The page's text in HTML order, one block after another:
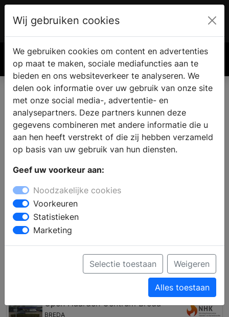
€ 0.00
Koop een haard of kachel in
Schijf
elke woning. Woont u in de omgeving van Schijf? Dan
kunt u bij een haardenspecialist terecht voor
inspiratie en deskundig advies. In de showroom heeft
u de mogelijkheid om verschillende modellen te
bezichtigen, of het nu gaat om een open haard, een
gashaard, een tunnelhaard, een pellet kachel of een
cv houthaard. Zo kunt u een eigen haard vinden, die
past bij uw woning, interieur en budget.
Open haarden winkel in de regio Schijf
Open Haarden Centrum Breda
BREDA
Wij gebruiken cookies
We gebruiken cookies om content en advertenties
op maat te maken, sociale mediafuncties aan te
bieden en ons websiteverkeer te analyseren. We
delen ook informatie over uw gebruik van onze site
met onze social media-, advertentie- en
analysepartners. Deze partners kunnen deze
gegevens combineren met andere informatie die u
aan hen heeft verstrekt of die zij hebben verzameld
op basis van uw gebruik van hun diensten.
Geef uw voorkeur aan:
Noodzakelijke cookies
Voorkeuren
Statistieken
Marketing
Selectie toestaan Weigeren
Alles toestaan